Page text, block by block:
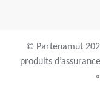
© Partenamut
produits